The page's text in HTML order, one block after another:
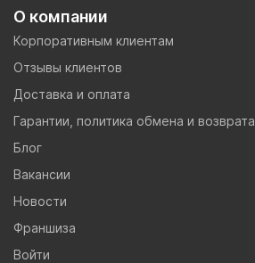
О компании
Корпоративным клиентам
Отзывы клиентов
Доставка и оплата
Гарантии, политика обмена и возврата
Блог
Вакансии
Новости
Франшиза
Войти